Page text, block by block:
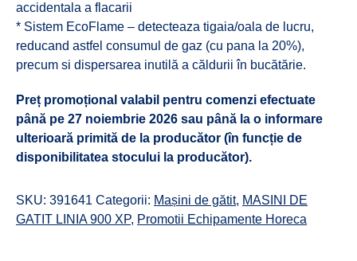
accidentala a flacarii
* Sistem EcoFlame – detecteaza tigaia/oala de lucru,
reducand astfel consumul de gaz (cu pana la 20%),
precum si dispersarea inutilă a căldurii în bucătărie.
Preț promoțional valabil pentru comenzi efectuate
până pe 27 noiembrie 2026 sau până la o informare
ulterioară primită de la producător (în funcție de
disponibilitatea stocului la producător).
SKU: 391641 Categorii: Mașini de gătit, MASINI DE
GATIT LINIA 900 XP, Promotii Echipamente Horeca